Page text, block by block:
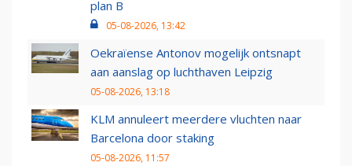
plan B
05-08-2026, 13:42
Oekraïense Antonov mogelijk ontsnapt
aan aanslag op luchthaven Leipzig
05-08-2026, 13:18
KLM annuleert meerdere vluchten naar
Barcelona door staking
05-08-2026, 11:57